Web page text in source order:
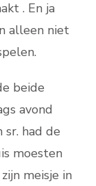
. En ja
alleen niet
beide
avond
sr. had de
moesten
meisje in